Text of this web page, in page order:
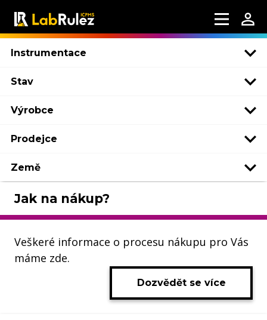
Instrumentace
Stav
Výrobce
Prodejce
Země
Jak na nákup?
Veškeré informace o procesu nákupu pro Vás
máme zde.
Dozvědět se více